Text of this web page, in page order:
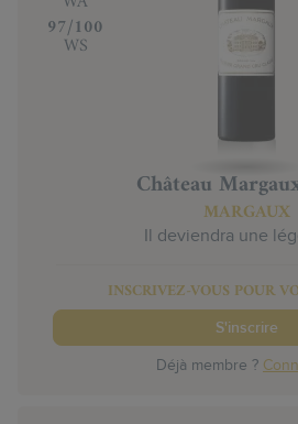
‍97/100
WS
Château
MARGAUX
Il deviendra une
INSCRIVEZ-VOUS POUR
S'inscrire
Déjà membre ?